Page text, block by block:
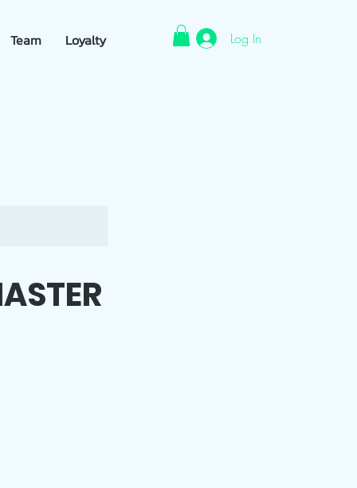
Team Loyalty Log In